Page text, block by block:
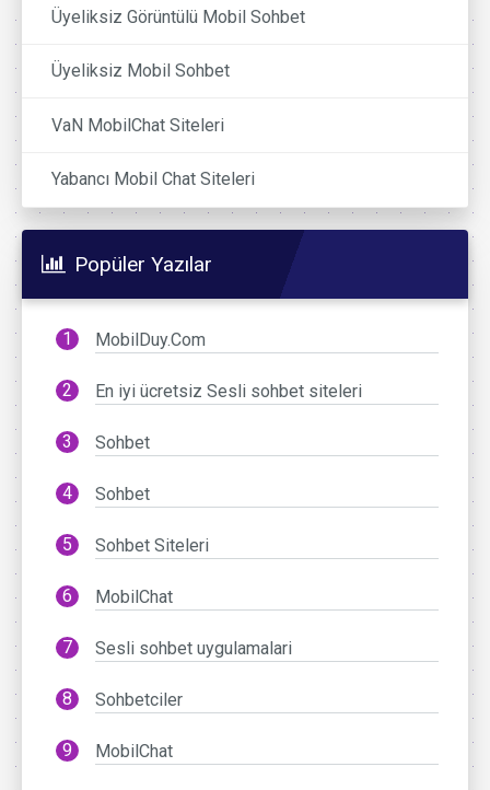
Üyeliksiz Görüntülü Mobil Sohbet
Üyeliksiz Mobil Sohbet
VaN MobilChat Siteleri
Yabancı Mobil Chat Siteleri
Popüler Yazılar
MobilDuy.Com
En iyi ücretsiz Sesli sohbet siteleri
Sohbet
Sohbet
Sohbet Siteleri
MobilChat
Sesli sohbet uygulamalari
Sohbetciler
MobilChat